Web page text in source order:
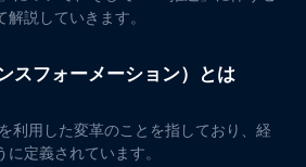
説していきます。
スフォーメーション）とは
利用した変革のことを指しており、経
定義されています。